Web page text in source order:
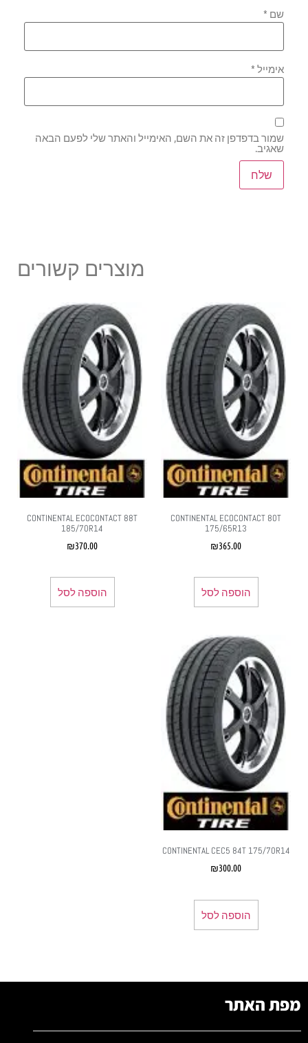
שם*
אימייל*
שמור בדפדפן זה את השם, האימייל והאתר שלי לפעם הבאה
שאגיב.
מוצרים קשורים
CONTINENTAL ECOCONTACT 80T
175/65R13
₪365.00
הוספה לסל
CONTINENTAL ECOCONTACT 88T
185/70R14
₪370.00
הוספה לסל
CONTINENTAL CEC5 84T 175/70R14
₪300.00
הוספה לסל
מפת האתר